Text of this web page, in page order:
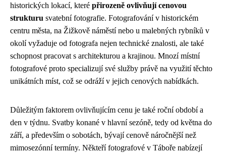
historických lokací, které přirozeně ovlivňují cenovou
strukturu svatební fotografie. Fotografování v historickém
centru města, na Žižkově náměstí nebo u malebných rybníků v
okolí vyžaduje od fotografa nejen technické znalosti, ale také
schopnost pracovat s architekturou a krajinou. Mnozí místní
fotografové proto specializují své služby právě na využití těchto
unikátních míst, což se odráží v jejich cenových nabídkách.
Důležitým faktorem ovlivňujícím cenu je také roční období a
den v týdnu. Svatby konané v hlavní sezóně, tedy od května do
září, a především o sobotách, bývají cenově náročnější než
mimosezónní termíny. Někteří fotografové v Táboře nabízejí